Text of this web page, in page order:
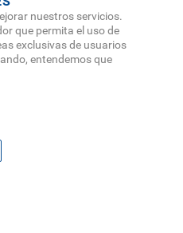
nuestros servicios.
que permita el uso de
exclusivas de usuarios
entendemos que